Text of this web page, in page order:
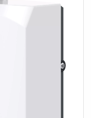
(reconnaissable
DE LA LIVRAISON :